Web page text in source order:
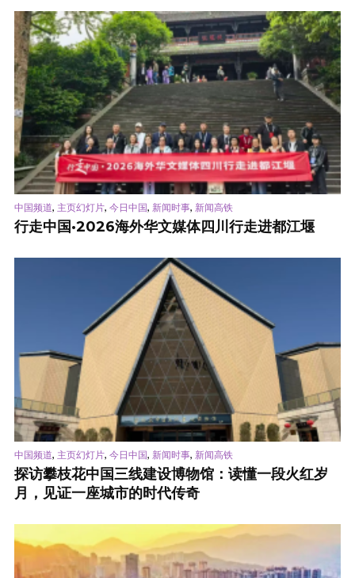
中国频道, 主页幻灯片, 今日中国, 新闻时事, 新闻高铁
行走中国·2026海外华文媒体四川行走进都江堰
中国频道, 主页幻灯片, 今日中国, 新闻时事, 新闻高铁
探访攀枝花中国三线建设博物馆：读懂一段火红岁
月，见证一座城市的时代传奇